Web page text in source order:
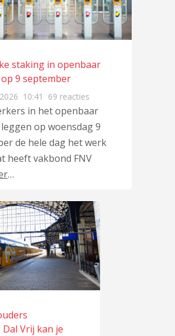
staking in openbaar
9 september
10:41 69 reacties
in het openbaar
op woensdag 9
de hele dag het werk
heeft vakbond FNV
…
Vrij kan je